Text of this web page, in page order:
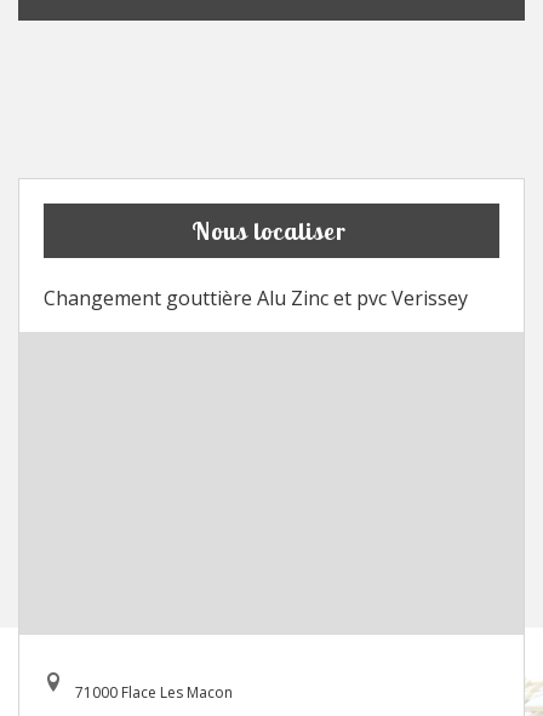
Nous localiser
Changement gouttière Alu Zinc et pvc Verissey
71000 Flace Les Macon